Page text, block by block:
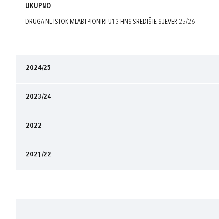
UKUPNO
DRUGA NL ISTOK MLAĐI PIONIRI U13 HNS SREDIŠTE SJEVER 25/26
2024/25
2023/24
2022
2021/22